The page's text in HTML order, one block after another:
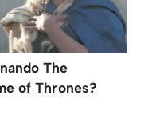
The
of Thrones?